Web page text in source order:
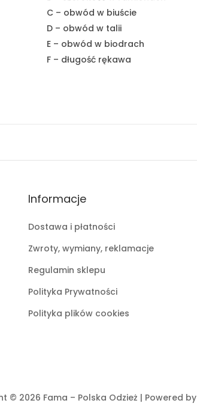
C – obwód w biuście
D – obwód w talii
E – obwód w biodrach
F – długość rękawa
Informacje
Dostawa i płatności
Zwroty, wymiany, reklamacje
Regulamin sklepu
Polityka Prywatności
Polityka plików cookies
© 2026 Fama – Polska Odzież | Powered by